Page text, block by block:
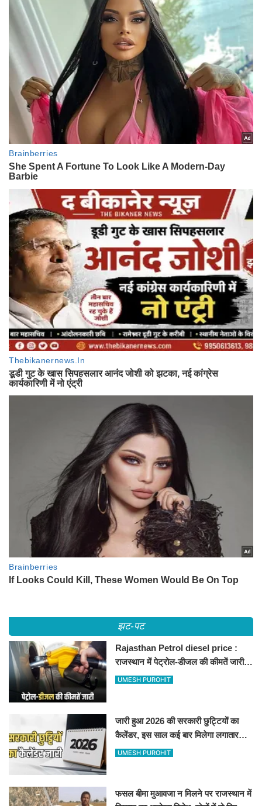
झट-पट
Rajasthan Petrol diesel price :
राजस्थान में पेट्रोल-डीजल की कीमतें जारी,
जानिए बीकानेर समेत पुरे प्रदेश में नए रेट
UMESH PUROHIT
जारी हुआ 2026 की सरकारी छुट्टियों का
कैलेंडर, इस साल कई बार मिलेगा लगातार
अवकाश, देखें
UMESH PUROHIT
फसल बीमा मुआवजा न मिलने पर राजस्थान में